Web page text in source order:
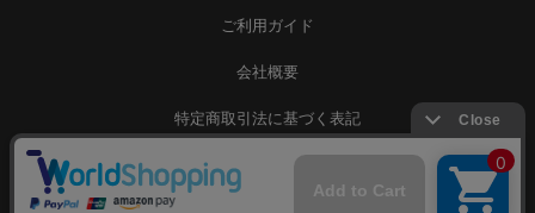
ご利用ガイド
会社概要
特定商取引法に基づく表記
ご利用規約